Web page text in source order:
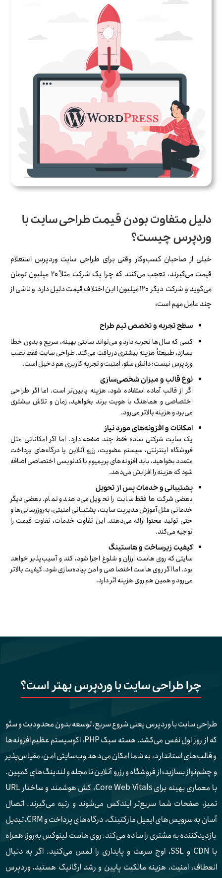
دلیل متفاوت بودن قیمت طراحی سایت با
وردپرس چیست؟
خیلی از صاحبان کسب‌وکار وقتی برای طراحی سایت وردپرس استعلام
قیمت می‌گیرند، تعجب می‌کنند که چرا یک شرکت مثلاً 20 میلیون تومان
می‌گوید و شرکت دیگر 120 میلیون! این اختلاف قیمت دلیل دارد و ناشی از
چند عامل مهم است:
سطح تجربه و تخصص تیم طراح
کسی که سال‌ها تجربه دارد و می‌تواند سایتی بهینه، سریع و بدون خطا
بسازد، طبیعتاً هزینه بیشتری دریافت می‌کند. طراحی سایت فقط نصب
وردپرس نیست؛ دانش سئو، امنیت و تجربه کاربری هم دخیل است.
نوع قالب و میزان شخصی‌سازی
اگر از قالب آماده استفاده شود، هزینه پایین‌تر است. اما اگر طراحی
اختصاصی و هماهنگ با هویت برند بخواهید، زمان و تلاش بیشتری
می‌برد و هزینه بالاتر می‌رود.
امکانات و افزونه‌های مورد نیاز
یک سایت شرکتی ساده فقط چند صفحه دارد. اما اگر امکاناتی مثل
فروشگاه اینترنتی، سیستم عضویت، رزرو آنلاین یا درگاه‌های پرداخت
متعدد بخواهید، باید افزونه‌های پریمیوم یا کدنویسی اختصاصی اضافه
شود که هزینه را افزایش می‌دهد.
پشتیبانی و خدمات پس از تحویل
بعضی شرکت‌ها فقط سایت را تحویل می‌دهند و تمام. بعضی دیگر
خدماتی مثل آموزش مدیریت سایت، پشتیبانی امنیتی، به‌روزرسانی‌ها و
حتی تولید محتوا ارائه می‌دهند. این تفاوت خدمات، تفاوت قیمت را
توجیه می‌کند.
کیفیت زیرساخت و هاستینگ
سایتی که روی هاست ارزان و شلوغ اجرا شود، کند و آسیب‌پذیر خواهد
بود. اما اگر روی هاست اختصاصی و امن پیاده‌سازی شود، کیفیت بالاتر
می‌رود و همین هم روی هزینه اثر دارد.
چرا طراحی سایت با وردپرس بهتر است؟
طراحی سایت با وردپرس یعنی شروع سریع، توسعه بدون محدودیت و سئو
که از روز اول نفس می‌کشد. هسته سبک PHP، اکوسیستم عظیم افزونه‌ها
و قالب‌های استاندارد، به شما امکان می‌دهد وب‌سایتی امن، مقیاس‌پذیر
و چشم‌نواز بسازید؛ از فروشگاه و رزرو آنلاین تا مجله و لندینگ‌های کمپین.
با معماری بهینه برای Core Web Vitals، کش هوشمند و ساختار URL
تمیز، صفحات شما سریع‌تر ایندکس می‌شوند و رتبه می‌گیرند. اتصال
آسان به سرویس‌های ایمیل مارکتینگ، درگاه‌های پرداخت و CRM، تبدیل
بازدیدکننده به مشتری را ساده می‌کند. روی هاست لینوکس به‌روز، همراه
با CDN و SSL، اوج سرعت و پایداری را لمس می‌کنید. اگر به دنبال
انعطاف، امنیت، هزینه مالکیت پایین و رشد ارگانیک هستید، وردپرس